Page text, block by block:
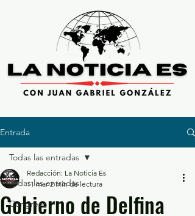
Entrada
Todas las entradas
Congreso
Todas las entradas
Gobierno de Delfina
Redacción: La Noticia Es
11 mar 2 min de lectura